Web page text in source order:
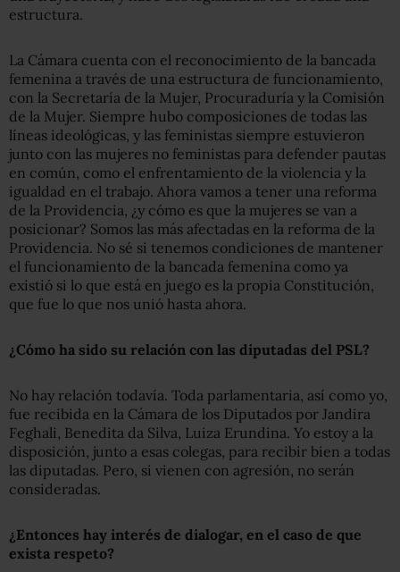
estructura.
La Cámara cuenta con el reconocimiento de la bancada
femenina a través de una estructura de funcionamiento,
con la Secretaría de la Mujer, Procuraduría y la Comisión
de la Mujer. Siempre hubo composiciones de todas las
líneas ideológicas, y las feministas siempre estuvieron
junto con las mujeres no feministas para defender pautas
en común, como el enfrentamiento de la violencia y la
igualdad en el trabajo. Ahora vamos a tener una reforma
de la Providencia, ¿y cómo es que la mujeres se van a
posicionar? Somos las más afectadas en la reforma de la
Providencia. No sé si tenemos condiciones de mantener
el funcionamiento de la bancada femenina como ya
existió si lo que está en juego es la propia Constitución,
que fue lo que nos unió hasta ahora.
¿Cómo ha sido su relación con las diputadas del PSL?
No hay relación todavía. Toda parlamentaria, así como yo,
fue recibida en la Cámara de los Diputados por Jandira
Feghali, Benedita da Silva, Luiza Erundina. Yo estoy a la
disposición, junto a esas colegas, para recibir bien a todas
las diputadas. Pero, si vienen con agresión, no serán
consideradas.
¿Entonces hay interés de dialogar, en el caso de que
exista respeto?